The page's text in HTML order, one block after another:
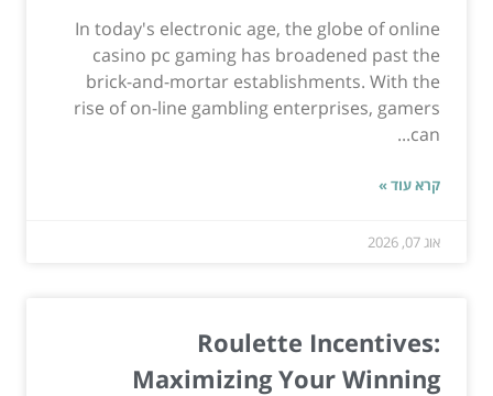
In today's electronic age, the globe of online
casino pc gaming has broadened past the
brick-and-mortar establishments. With the
rise of on-line gambling enterprises, gamers
can...
קרא עוד »
אוג 07, 2026
Roulette Incentives:
Maximizing Your Winning